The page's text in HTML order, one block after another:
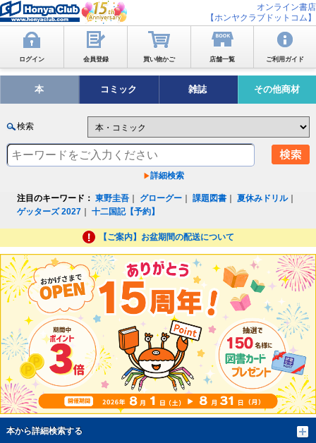
オンライン書店
【ホンヤクラブドットコム】
ログイン 会員登録 買い物かご 店舗一覧 ご利用ガイド
本 コミック 雑誌 その他商材
検索
詳細検索
注目のキーワード： 東野圭吾 グローグー ｜課題図書 ｜夏休みドリル｜
ゲッターズ 2027 ｜十二国記【予約】
【ご案内】お盆期間の配送について
本から詳細検索する